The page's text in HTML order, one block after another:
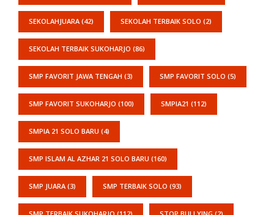
SEKOLAHJUARA (42) SEKOLAH TERBAIK SOLO (2)
SEKOLAH TERBAIK SUKOHARJO (86)
SMP FAVORIT JAWA TENGAH (3) SMP FAVORIT SOLO (5)
SMP FAVORIT SUKOHARJO (100) SMPIA21 (112)
SMPIA 21 SOLO BARU (4)
SMP ISLAM AL AZHAR 21 SOLO BARU (160)
SMP JUARA (3) SMP TERBAIK SOLO (93)